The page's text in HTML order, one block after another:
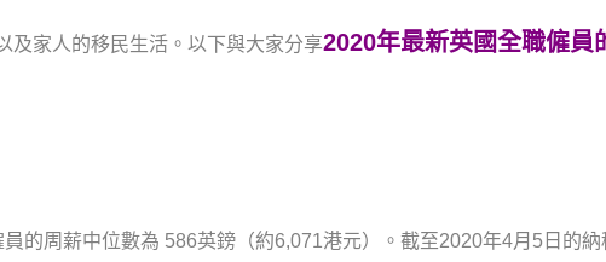
及家人的移民生活。以下與大家分享2020年最新英國全職僱員
的周薪中位數為 586英鎊（約6,071港元）。截至2020年4月5日的納